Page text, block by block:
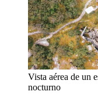
Vista aérea de un
nocturno